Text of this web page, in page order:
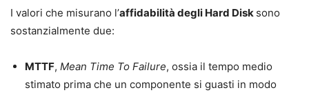
I valori che misurano l’affidabilità degli Hard Disk sono
sostanzialmente due:
MTTF, Mean Time To Failure, ossia il tempo medio
stimato prima che un componente si guasti in modo